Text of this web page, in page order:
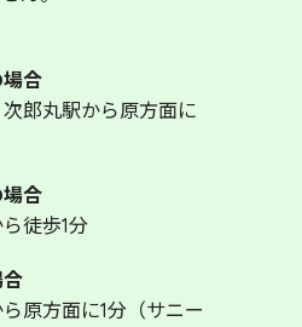
合
郎丸駅から原方面に
合
徒歩1分
原方面に1分（サニー